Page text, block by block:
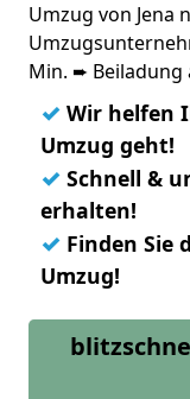
Umzug von Jena
Min. ➨ Beiladung
✓ Wir helfen
Umzug geht!
✓ Schnell &
erhalten!
✓ Finden Sie
Umzug!